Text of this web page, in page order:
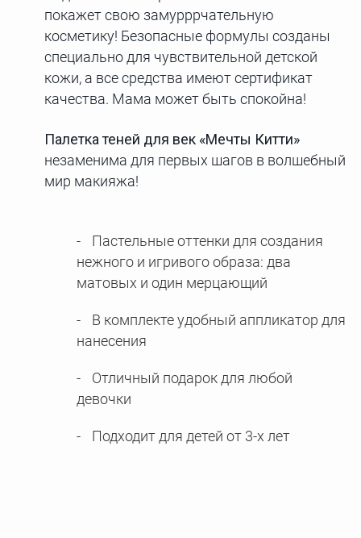
покажет свою замурррчательную
косметику! Безопасные формулы созданы
специально для чувствительной детской
кожи, а все средства имеют сертификат
качества. Мама может быть спокойна!
Палетка теней для век «Мечты Китти»
незаменима для первых шагов в волшебный
мир макияжа!
Пастельные оттенки для создания
нежного и игривого образа: два
матовых и один мерцающий
В комплекте удобный аппликатор для
нанесения
Отличный подарок для любой
девочки
Подходит для детей от 3-х лет